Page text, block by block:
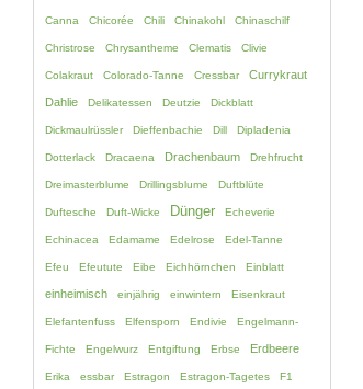
Canna Chicorée Chili Chinakohl Chinaschilf
Christrose Chrysantheme Clematis Clivie
Colakraut Colorado-Tanne Cressbar Currykraut
Dahlie Delikatessen Deutzie Dickblatt
Dickmaulrüssler Dieffenbachie Dill Dipladenia
Dotterlack Dracaena Drachenbaum Drehfrucht
Dreimasterblume Drillingsblume Duftblüte
Duftesche Duft-Wicke Dünger Echeverie
Echinacea Edamame Edelrose Edel-Tanne
Efeu Efeutute Eibe Eichhörnchen Einblatt
einheimisch einjährig einwintern Eisenkraut
Elefantenfuss Elfensporn Endivie Engelmann-
Fichte Engelwurz Entgiftung Erbse Erdbeere
Erika essbar Estragon Estragon-Tagetes F1